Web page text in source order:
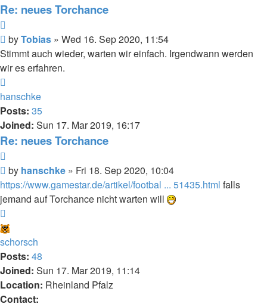
Re: neues Torchance
Post
byTobias » Wed 16. Sep 2020, 11:54
Stimmt auch wieder, warten wir einfach. Irgendwann werden
wir es erfahren.
hanschke
Posts: 35
Joined: Sun 17. Mar 2019, 16:17
Re: neues Torchance
Post
by hanschke » Fri 18. Sep 2020, 10:04
https://www.gamestar.de/artikel/footbal ... 51435.html falls
jemand auf Torchance nicht warten will
schorsch
Posts: 48
Joined: Sun 17. Mar 2019, 11:14
Location: Rheinland Pfalz
Contact: